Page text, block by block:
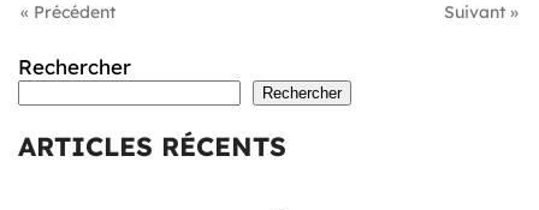
« Précédent Suivant »
Rechercher
Rechercher
ARTICLES RÉCENTS